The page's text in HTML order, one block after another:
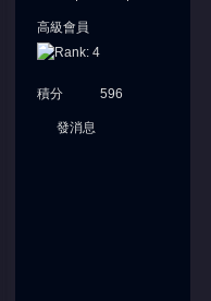
高級會員
積分 596
發消息